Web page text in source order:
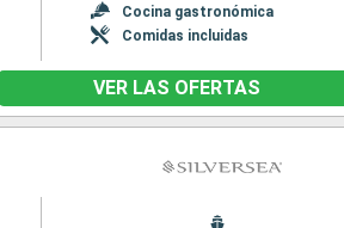
Cocina gastronómica
Comidas incluidas
VER LAS OFERTAS